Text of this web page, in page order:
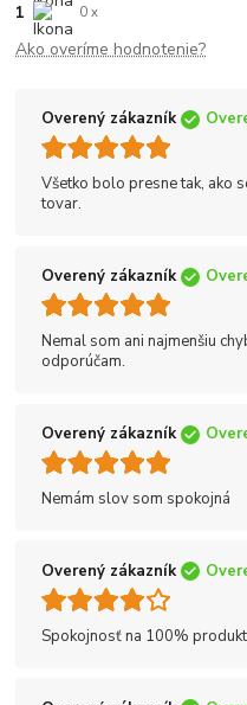
1 0 x
Ako overíme hodnotenie?
Overený zákazník
Všetko bolo presne tak, ako
tovar.
Overený zákazník
Nemal som ani najmenšiu
odporúčam.
Overený zákazník
Nemám slov som spokojná
Overený zákazník
Spokojnosť na 100%